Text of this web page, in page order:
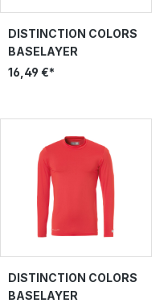
DISTINCTION COLORS
BASELAYER
16,49 €*
DISTINCTION COLORS
BASELAYER